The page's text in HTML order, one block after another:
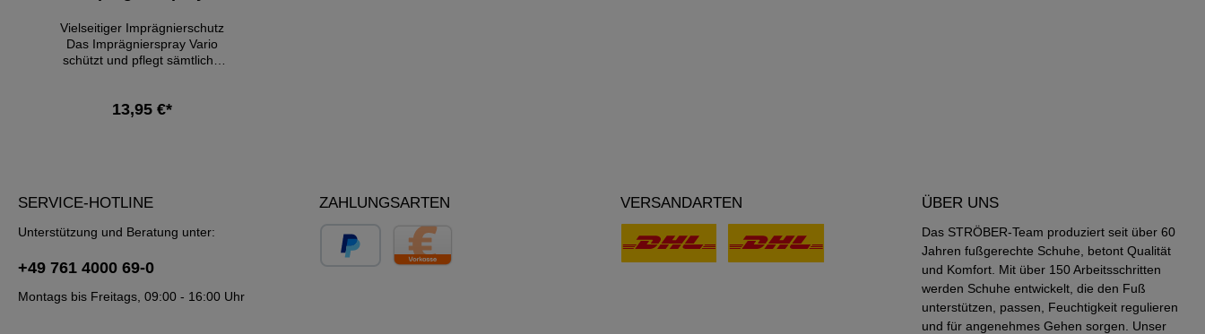
Vielseitiger Imprägnierschutz
Das Imprägnierspray Vario
schützt und pflegt sämtliche
Leder, Metallic, Perlato,
Farben eine Erfrischungskur. -
Materialien, ob Schuhe,
Kombinationen aus Leder,
Fell, Stretch oder Filz - schützt
13,95 €*
SERVICE-HOTLINE
Unterstützung und Beratung unter:
+49 761 4000 69-0
Montags bis Freitags, 09:00 - 16:00 Uhr
ZAHLUNGSARTEN VERSANDARTEN ÜBER UNS
Das STRÖBER-Team produziert seit über 60
Jahren fußgerechte Schuhe, betont Qualität
und Komfort. Mit über 150 Arbeitsschritten
werden Schuhe entwickelt, die den Fuß
unterstützen, passen, Feuchtigkeit regulieren
und für angenehmes Gehen sorgen. Unser